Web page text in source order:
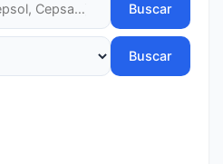
Buscar
Buscar